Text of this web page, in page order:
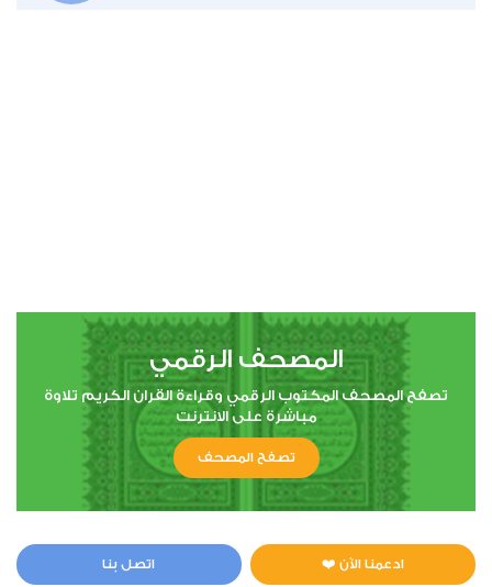
المصحف الرقمي
تصفح المصحف المكتوب الرقمي وقراءة القران الكريم تلاوة
مباشرة على الانترنت
تصفح المصحف
ادعمنا الآن ❤️ اتصل بنا